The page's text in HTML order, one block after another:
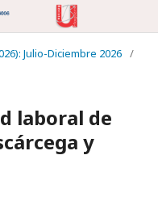
Julio-Diciembre 2026 /
laboral de
y